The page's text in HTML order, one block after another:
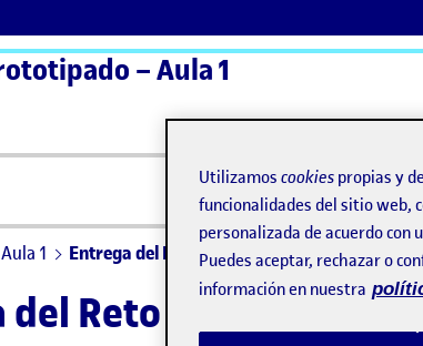
Ágora – Aula 1
ActiFolios
1 Entrega del Reto 3
Reto 3
Utilizamos cookies propias y
funcionalidades del sitio web,
personalizada de acuerdo
Puedes aceptar, rechazar o
información en nuestra